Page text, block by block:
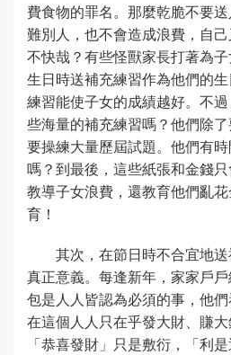
費食物的罪名。那麼乾脆不要
難別人，也不會造成浪費，自
不快哉？有些怪獸家長打著為
生日時送補充練習作為他們的
練習能使子女的成績越好。不
些海量的補充練習嗎？他們除
要操練大量歷屆試題。他們有
嗎？到最後，這些紙張和金錢
教導子女浪費，還教育他們亂
育！
其次，在節日時不合宜地
真正意義。每逢新年，家家戶
包是人人皆認為必須的事，他們
在這個人人只在乎發大財、賺
「恭喜發財」只是敷衍，「利